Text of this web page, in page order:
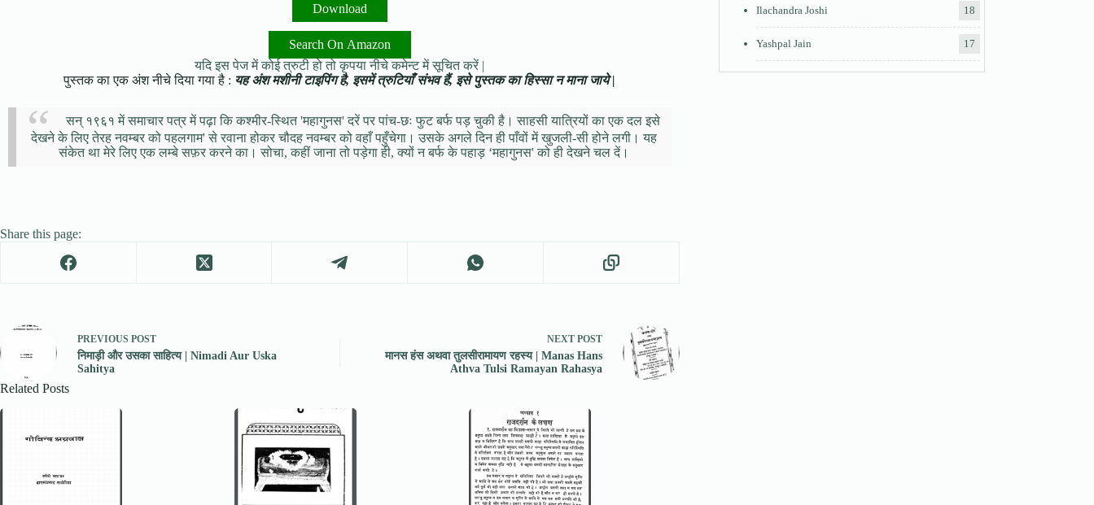
Download
Search On Amazon
यदि इस पेज में कोई त्रुटी हो तो कृपया नीचे कमेन्ट में सूचित करें |
पुस्तक का एक अंश नीचे दिया गया है : यह अंश मशीनी टाइपिंग है, इसमें त्रुटियाँ संभव हैं, इसे पुस्तक का हिस्सा न माना जाये |
सन् १९६१ में समाचार पत्र में पढ़ा कि कश्मीर-स्थित 'महागुनस' दरें पर पांच-छः फुट बर्फ पड़ चुकी है। साहसी यात्रियों का एक दल इसे
देखने के लिए तेरह नवम्बर को पहलगाम' से रवाना होकर चौदह नवम्बर को वहाँ पहुँचेगा। उसके अगले दिन ही पाँवों में खुजली-सी होने लगी। यह
संकेत था मेरे लिए एक लम्बे सफ़र करने का। सोचा, कहीं जाना तो पड़ेगा ही, क्यों न बर्फ के पहाड़ ‘महागुनस' को ही देखने चल दें।
Share this page:
PREVIOUS POST
निमाड़ी और उसका साहित्य | Nimadi Aur Uska
Sahitya
NEXT POST
मानस हंस अथवा तुलसीरामायण रहस्य | Manas Hans
Athva Tulsi Ramayan Rahasya
Related Posts
Ilachandra Joshi 18
Yashpal Jain 17